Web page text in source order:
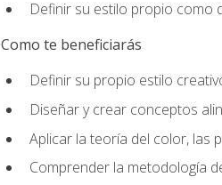
Definir su estilo propio como
Como te beneficiarás
Definir su propio estilo
Diseñar y crear conceptos
Aplicar la teoría del color, las
Comprender la metodología